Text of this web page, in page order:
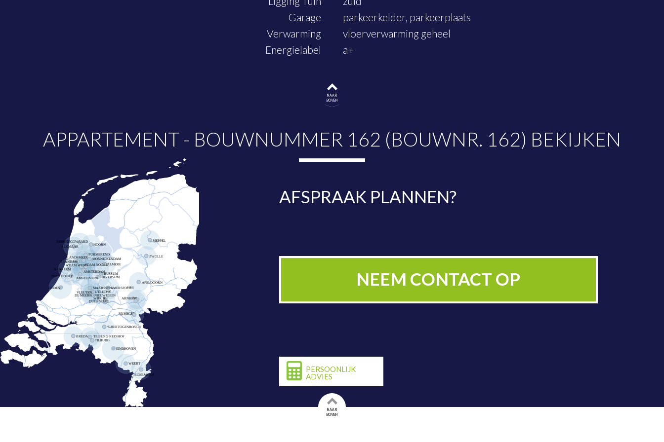
Garage
parkeerkelder, parkeerplaats
Verwarming
vloerverwarming geheel
Energielabel
a+
NAAR
BOVEN
APPARTEMENT - BOUWNUMMER 162 (BOUWNR. 162) BEKIJKEN
AFSPRAAK PLANNEN?
PLAN NU BEZICHTIGING
NEEM CONTACT OP
PERSOONLIJK
ADVIES
NAAR
BOVEN